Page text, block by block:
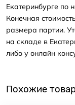
Екатеринбурге по
Конечная
размера партии.
на складе в
либо у онлайн
Похожие